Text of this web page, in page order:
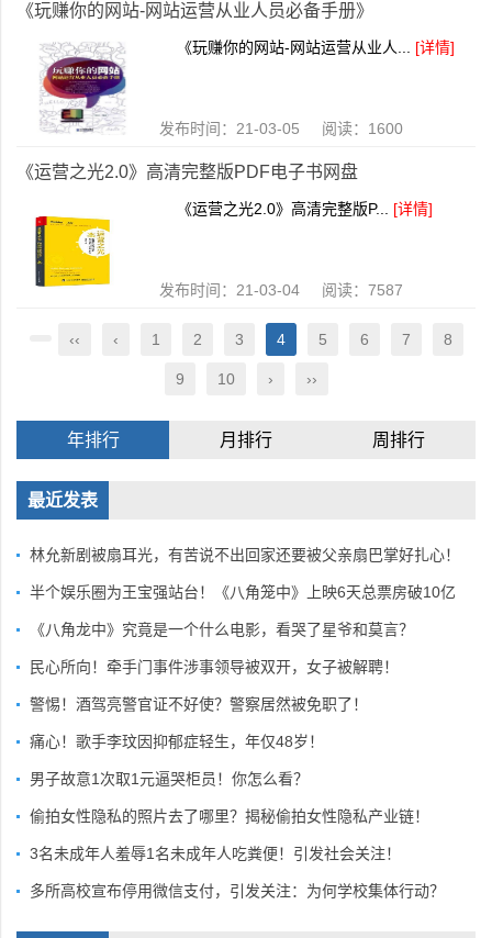
《玩赚你的网站-网站运营从业人员必备手册》
《玩赚你的网站-网站运营从业人... [详情]
发布时间：21-03-05 阅读：1600
《运营之光2.0》高清完整版PDF电子书网盘
《运营之光2.0》高清完整版P... [详情]
发布时间：21-03-04 阅读：7587
‹‹ ‹ 1 2 3 4 5 6 7 8
9 10 › ››
年排行 月排行 周排行
最近发表
林允新剧被扇耳光，有苦说不出回家还要被父亲扇巴掌好扎心！
半个娱乐圈为王宝强站台！《八角笼中》上映6天总票房破10亿
《八角龙中》究竟是一个什么电影，看哭了星爷和莫言？
民心所向！牵手门事件涉事领导被双开，女子被解聘！
警惕！酒驾亮警官证不好使？警察居然被免职了！
痛心！歌手李玟因抑郁症轻生，年仅48岁！
男子故意1次取1元逼哭柜员！你怎么看？
偷拍女性隐私的照片去了哪里？揭秘偷拍女性隐私产业链！
3名未成年人羞辱1名未成年人吃粪便！引发社会关注！
多所高校宣布停用微信支付，引发关注：为何学校集体行动？